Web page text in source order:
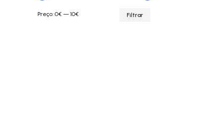
Filtrar
Preço:0€ —10€